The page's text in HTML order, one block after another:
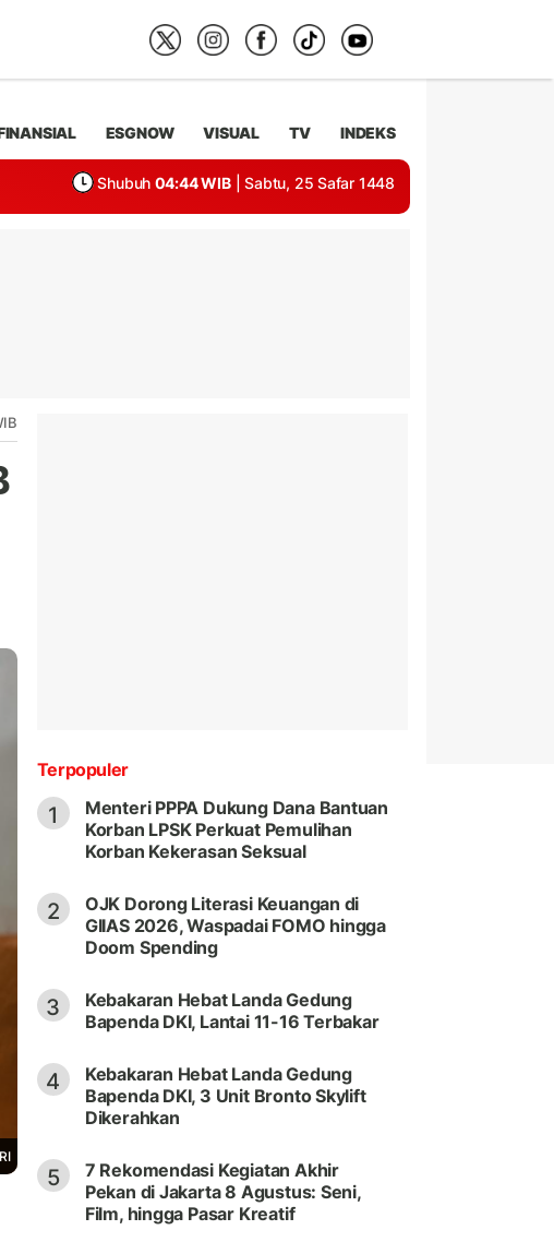
ESGNOW VISUAL TV INDEKS
Shubuh 04:44 WIB | Sabtu, 25 Safar 1448
Terpopuler
1
Menteri PPPA Dukung Dana Bantuan
Korban LPSK Perkuat Pemulihan
Korban Kekerasan Seksual
2
OJK Dorong Literasi Keuangan di
GIIAS 2026, Waspadai FOMO hingga
Doom Spending
3
Kebakaran Hebat Landa Gedung
Bapenda DKI, Lantai 11-16 Terbakar
4
Kebakaran Hebat Landa Gedung
Bapenda DKI, 3 Unit Bronto Skylift
Dikerahkan
5
7 Rekomendasi Kegiatan Akhir
Pekan di Jakarta 8 Agustus: Seni,
Film, hingga Pasar Kreatif